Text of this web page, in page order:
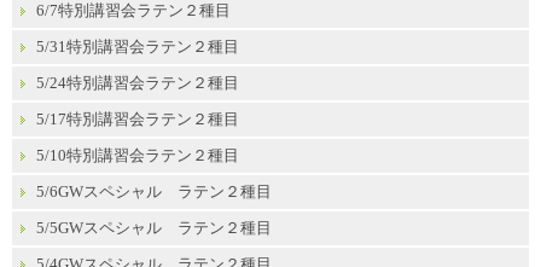
6/7特別講習会ラテン２種目
5/31特別講習会ラテン２種目
5/24特別講習会ラテン２種目
5/17特別講習会ラテン２種目
5/10特別講習会ラテン２種目
5/6GWスペシャル ラテン２種目
5/5GWスペシャル ラテン２種目